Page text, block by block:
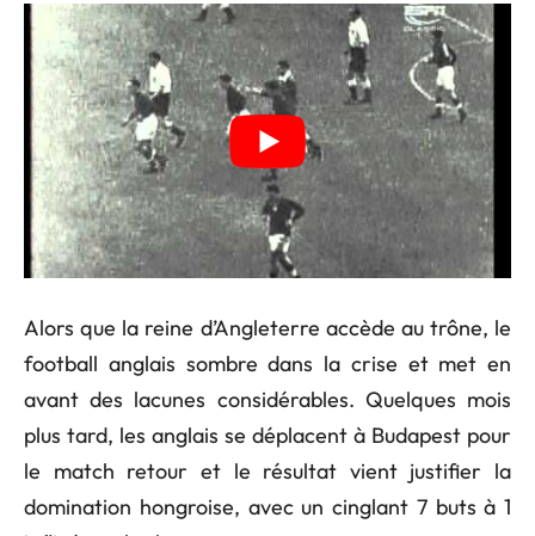
Alors que la reine d’Angleterre accède au trône, le
football anglais sombre dans la crise et met en
avant des lacunes considérables. Quelques mois
plus tard, les anglais se déplacent à Budapest pour
le match retour et le résultat vient justifier la
domination hongroise, avec un cinglant 7 buts à 1